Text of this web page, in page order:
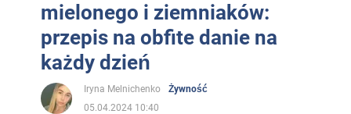
mielonego i ziemniaków:
przepis na obfite danie na
każdy dzień
Iryna Melnichenko
Żywność
05.04.2024 10:40